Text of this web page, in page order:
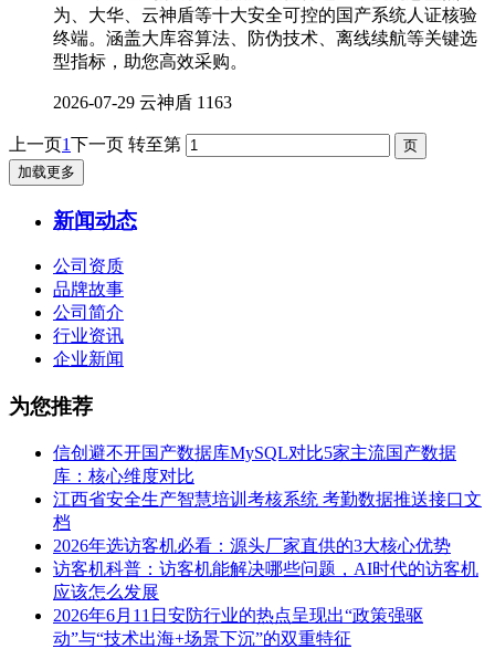
为、大华、云神盾等十大安全可控的国产系统人证核验
终端。涵盖大库容算法、防伪技术、离线续航等关键选
型指标，助您高效采购。
2026-07-29 云神盾 1163
上一页1下一页 转至第
加载更多
新闻动态
公司资质
品牌故事
公司简介
行业资讯
企业新闻
为您推荐
信创避不开国产数据库MySQL对比5家主流国产数据
库：核心维度对比
江西省安全生产智慧培训考核系统 考勤数据推送接口文
档
2026年选访客机必看：源头厂家直供的3大核心优势
访客机科普：访客机能解决哪些问题，AI时代的访客机
应该怎么发展
2026年6月11日安防行业的热点呈现出“政策强驱
动”与“技术出海+场景下沉”的双重特征